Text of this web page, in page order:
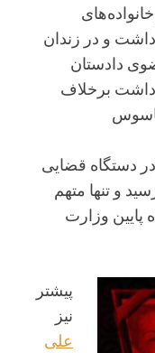
و در زندان
دادستان
برخلاف
دستگاه قضایی
و تنها متهم
پایین وزارت
پیشتر
نیز
علی